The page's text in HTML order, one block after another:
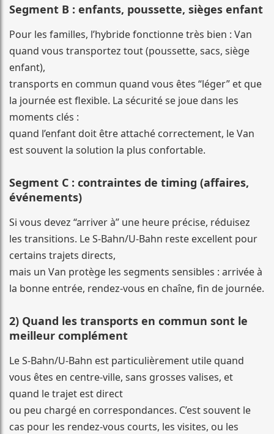
Segment B : enfants, poussette, sièges enfant
Pour les familles, l’hybride fonctionne très bien : Van
quand vous transportez tout (poussette, sacs, siège
enfant),
transports en commun quand vous êtes “léger” et que
la journée est flexible. La sécurité se joue dans les
moments clés :
quand l’enfant doit être attaché correctement, le Van
est souvent la solution la plus confortable.
Segment C : contraintes de timing (affaires,
événements)
Si vous devez “arriver à” une heure précise, réduisez
les transitions. Le S-Bahn/U-Bahn reste excellent pour
certains trajets directs,
mais un Van protège les segments sensibles : arrivée à
la bonne entrée, rendez-vous en chaîne, fin de journée.
2) Quand les transports en commun sont le
meilleur complément
Le S-Bahn/U-Bahn est particulièrement utile quand
vous êtes en centre-ville, sans grosses valises, et
quand le trajet est direct
ou peu chargé en correspondances. C’est souvent le
cas pour les rendez-vous courts, les visites, ou les